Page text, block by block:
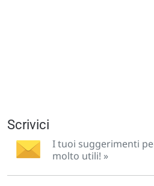
Scrivici
I tuoi suggerimenti
molto utili! »